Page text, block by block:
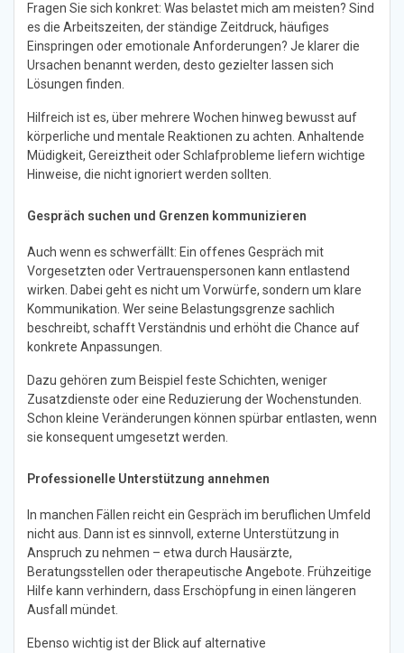
Fragen Sie sich konkret: Was belastet mich am meisten? Sind
es die Arbeitszeiten, der ständige Zeitdruck, häufiges
Einspringen oder emotionale Anforderungen? Je klarer die
Ursachen benannt werden, desto gezielter lassen sich
Lösungen finden.
Hilfreich ist es, über mehrere Wochen hinweg bewusst auf
körperliche und mentale Reaktionen zu achten. Anhaltende
Müdigkeit, Gereiztheit oder Schlafprobleme liefern wichtige
Hinweise, die nicht ignoriert werden sollten.
Gespräch suchen und Grenzen kommunizieren
Auch wenn es schwerfällt: Ein offenes Gespräch mit
Vorgesetzten oder Vertrauenspersonen kann entlastend
wirken. Dabei geht es nicht um Vorwürfe, sondern um klare
Kommunikation. Wer seine Belastungsgrenze sachlich
beschreibt, schafft Verständnis und erhöht die Chance auf
konkrete Anpassungen.
Dazu gehören zum Beispiel feste Schichten, weniger
Zusatzdienste oder eine Reduzierung der Wochenstunden.
Schon kleine Veränderungen können spürbar entlasten, wenn
sie konsequent umgesetzt werden.
Professionelle Unterstützung annehmen
In manchen Fällen reicht ein Gespräch im beruflichen Umfeld
nicht aus. Dann ist es sinnvoll, externe Unterstützung in
Anspruch zu nehmen – etwa durch Hausärzte,
Beratungsstellen oder therapeutische Angebote. Frühzeitige
Hilfe kann verhindern, dass Erschöpfung in einen längeren
Ausfall mündet.
Ebenso wichtig ist der Blick auf alternative